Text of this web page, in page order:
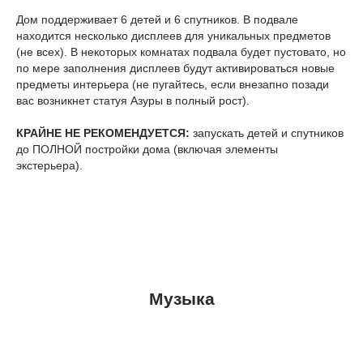
Дом поддерживает 6 детей и 6 спутников. В подвале
находится несколько дисплеев для уникальных предметов
(не всех). В некоторых комнатах подвала будет пустовато, но
по мере заполнения дисплеев будут активироваться новые
предметы интерьера (не пугайтесь, если внезапно позади
вас возникнет статуя Азуры в полный рост).
КРАЙНЕ НЕ РЕКОМЕНДУЕТСЯ: запускать детей и спутников
до ПОЛНОЙ постройки дома (включая элементы
экстерьера).
Музыка